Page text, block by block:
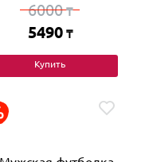
6000₸
5490 ₸
Купить